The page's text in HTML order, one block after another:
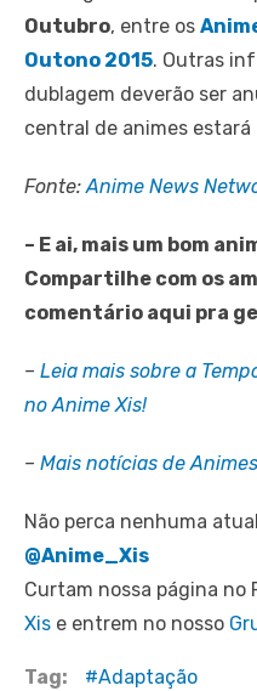
Outubro, entre os
Outono 2015. Outras
dublagem deverão ser
central de animes
Fonte:Anime News
– E ai, mais um bom
Compartilhe com os
comentário aqui pra
– Leia mais sobre a
no Anime Xis!
– Mais notícias de
Não perca nenhuma
@Anime_Xis
Curtam nossa página no
Xis e entrem no nosso
Tag:
Adaptação